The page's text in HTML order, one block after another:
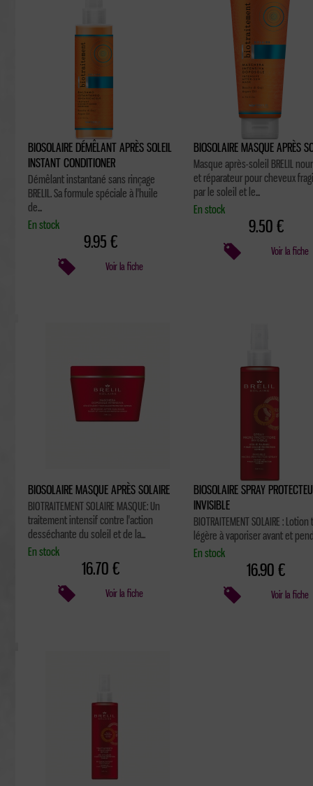
BIOSOLAIRE DÉMÊLANT APRÈS SOLEIL
INSTANT CONDITIONER
Démêlant instantané sans rinçage
BRELIL. Sa formule spéciale à l'huile
de...
En stock
9.95 €
Voir la fiche
BIOSOLAIRE MASQUE APRÈS
Masque après-soleil BRELIL
et réparateur pour cheveux
par le soleil et le...
En stock
9.50 €
Voir la fiche
BIOSOLAIRE MASQUE APRÈS SOLAIRE
BIOTRAITEMENT SOLAIRE MASQUE: Un
traitement intensif contre l'action
desséchante du soleil et de la...
En stock
16.70 €
Voir la fiche
BIOSOLAIRE SPRAY
INVISIBLE
BIOTRAITEMENT SOLAIRE :
légère à vaporiser avant et
En stock
16.90 €
Voir la fiche